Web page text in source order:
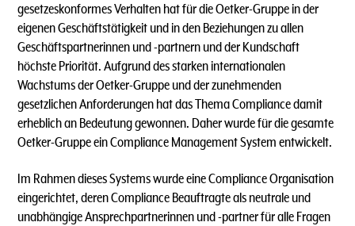
gesetzeskonformes Verhalten hat für die Oetker-Gruppe in der
eigenen Geschäftstätigkeit und in den Beziehungen zu allen
Geschäftspartnerinnen und -partnern und der Kundschaft
höchste Priorität. Aufgrund des starken internationalen
Wachstums der Oetker-Gruppe und der zunehmenden
gesetzlichen Anforderungen hat das Thema Compliance damit
erheblich an Bedeutung gewonnen. Daher wurde für die gesamte
Oetker-Gruppe ein Compliance Management System entwickelt.
Im Rahmen dieses Systems wurde eine Compliance Organisation
eingerichtet, deren Compliance Beauftragte als neutrale und
unabhängige Ansprechpartnerinnen und -partner für alle Fragen